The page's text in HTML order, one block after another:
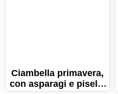
Ciambella primavera,
con asparagi e piselli,